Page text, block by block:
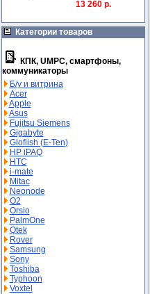
13 260 р.
Категории товаров
КПК, UMPC, смартфоны,
коммуникаторы
Б/у и витрина
Acer
Apple
Asus
Fujitsu Siemens
Gigabyte
Glofiish (E-Ten)
HP iPAQ
HTC
i-mate
Mitac
Neonode
O2
Orsio
PalmOne
Qtek
Rover
Samsung
Sony
Toshiba
Typhoon
Voxtel